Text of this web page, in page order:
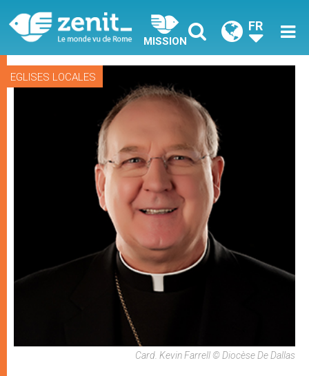
MISSION
FR
EGLISES LOCALES
Card. Kevin Farrell © Diocèse De Dallas